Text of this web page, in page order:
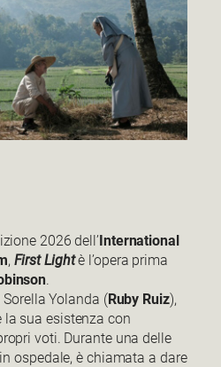
2026 dell’International
, First Lightè l’opera prima
.
Yolanda (Ruby Ruiz),
la sua esistenza con
voti. Durante una delle
ospedale, è chiamata a dare